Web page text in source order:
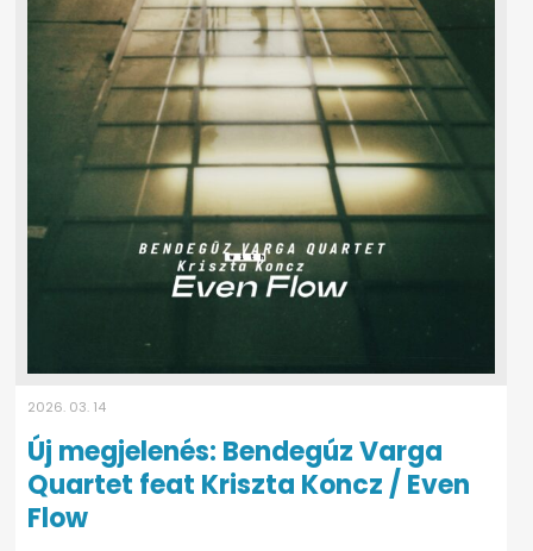
2026. 03. 14
Új megjelenés: Bendegúz Varga
Quartet feat Kriszta Koncz / Even
Flow